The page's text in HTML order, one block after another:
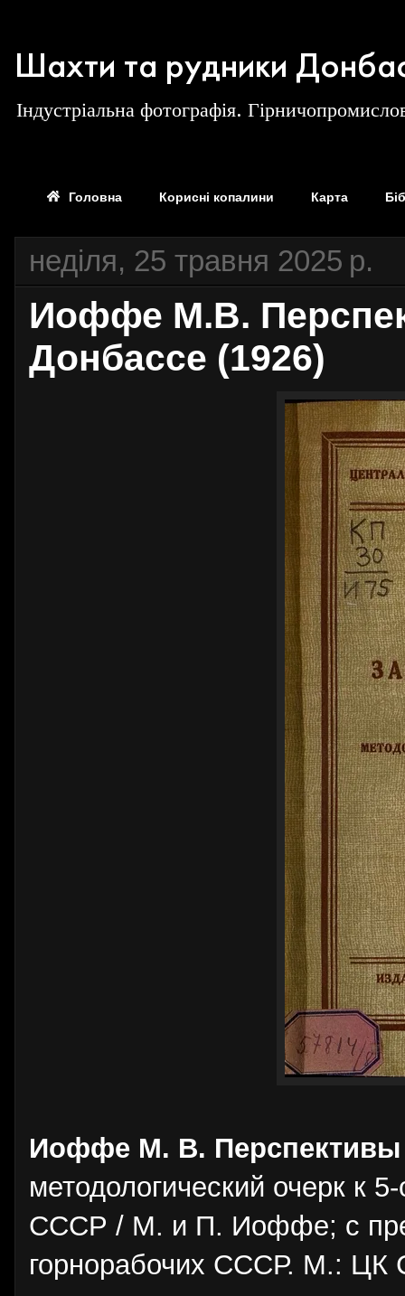
Шахти та рудники
Індустріальна фотографія.
Головна Корисні копалини Карта
неділя, 25 травня 2025 р.
Иоффе М.В.
Донбассе (1926)
Иоффе М. В. Перспективы
методологический очерк к
СССР / М. и П. Иоффе; с
горнорабочих СССР. М.: ЦК